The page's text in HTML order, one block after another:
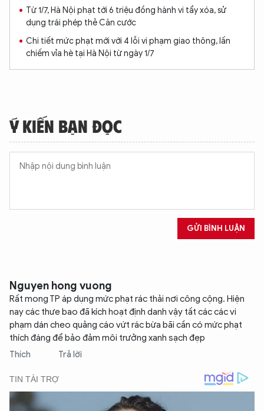
Từ 1/7, Hà Nội phạt tới 6 triệu đồng hành vi tẩy xóa, sử
dụng trái phép thẻ Căn cước
Chi tiết mức phạt mới với 4 lỗi vi phạm giao thông, lấn
chiếm vỉa hè tại Hà Nội từ ngày 1/7
Ý KIẾN BẠN ĐỌC
GỬI BÌNH LUẬN
Nguyen hong vuong
Rất mong TP áp dụng mức phạt rác thải nơi công cộng. Hiện
nay các thưe bao đã kích hoạt định danh vậy tất các các vi
phạm dán cheo quảng cáo vứt rác bừa bãi cần có mức phạt
thích đáng để bảo đảm môi trưởng xanh sạch đẹp
Thích Trả lời